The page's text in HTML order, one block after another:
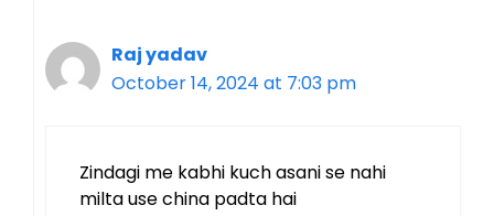
Raj yadav
October 14, 2024 at 7:03 pm
Zindagi me kabhi kuch asani se nahi
milta use china padta hai